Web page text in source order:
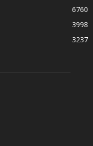
6760
3998
3237